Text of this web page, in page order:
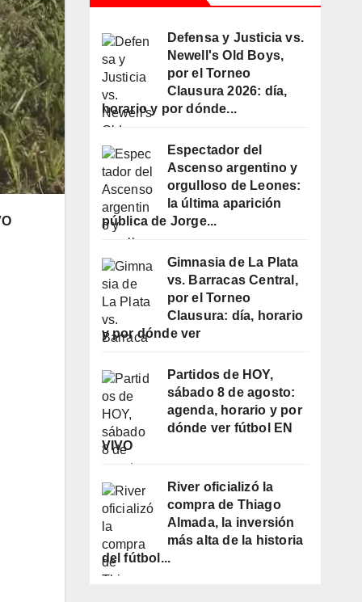
Defensa y Justicia vs.
Newell's Old Boys,
por el Torneo
Clausura 2026: día,
horario y por dónde...
Espectador del
Ascenso argentino y
orgulloso de Leones:
la última aparición
pública de Jorge...
Gimnasia de La Plata
vs. Barracas Central,
por el Torneo
Clausura: día, horario
y por dónde ver
Partidos de HOY,
sábado 8 de agosto:
agenda, horario y por
dónde ver fútbol EN
VIVO
River oficializó la
compra de Thiago
Almada, la inversión
más alta de la historia
del fútbol...